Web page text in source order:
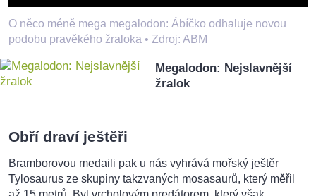
O něco méně mega megalodon: Ábíčko odhaluje novou
podobu pravěkého žraloka • Zdroj: ABM
Megalodon: Nejslavnější
žralok
Obří draví ještěři
Bramborovou medaili pak u nás vyhrává mořský ještěr
Tylosaurus ze skupiny takzvaných mosasaurů, který měřil